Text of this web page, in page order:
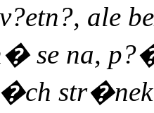
ale
se na,